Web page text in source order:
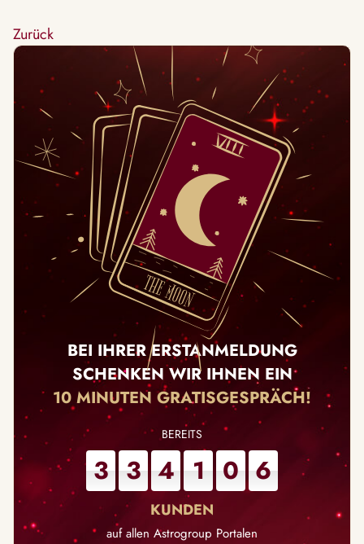
Zurück
BEI IHRER ERSTANMELDUNG
SCHENKEN WIR IHNEN EIN
10 MINUTEN GRATISGESPRÄCH!
3 3 4 1 0 6
auf allen Astrogroup Portalen